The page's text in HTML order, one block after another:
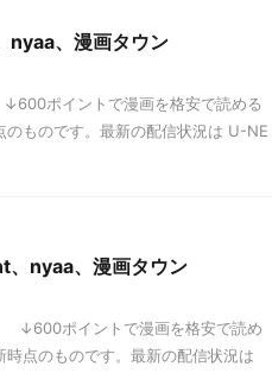
、漫画タウン
ポイントで漫画を格安で読める
ものです。最新の配信状況は U-NE
nyaa、漫画タウン
↓600ポイントで漫画を格安で読め
点のものです。最新の配信状況は